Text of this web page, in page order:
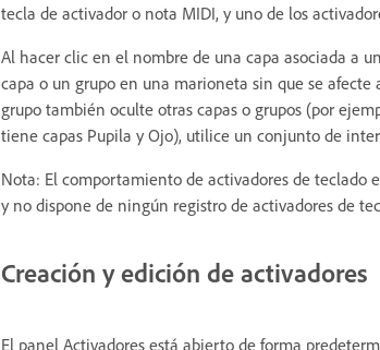
tecla de activador o nota MIDI, y uno de los
Al hacer clic en el nombre de una capa asociada a
capa o un grupo en una marioneta sin que se afecte
grupo también oculte otras capas o grupos (por
tiene capas Pupila y Ojo), utilice un conjunto de
Nota: El comportamiento de activadores de teclado
y no dispone de ningún registro de activadores de
Creación y edición de activadores
El panel Activadores está abierto de forma